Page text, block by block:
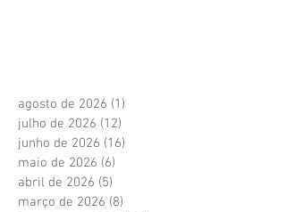
agosto de 2026 (1)
julho de 2026 (12)
junho de 2026 (16)
maio de 2026 (6)
abril de 2026 (5)
março de 2026 (8)